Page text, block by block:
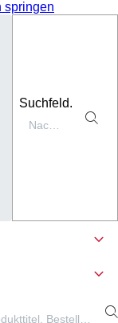
springen
Suchfeld.